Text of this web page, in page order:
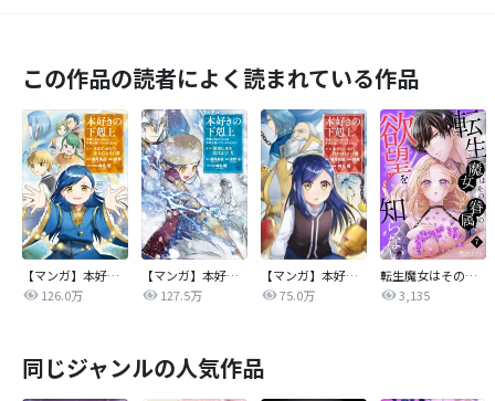
この作品の読者によく読まれている作品
【マンガ】本好きの下剋上 第二部
126.0万
【マンガ】本好きの下剋上 第三部
127.5万
【マンガ】本好きの下剋上
75.0万
転生魔女はその眷属の欲望を知らない
3,135
同じジャンルの人気作品